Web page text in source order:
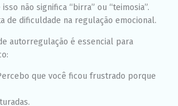
não significa “birra” ou “teimosia”.
de dificuldade na regulação emocional.
autorregulação é essencial para
que você ficou frustrado porque